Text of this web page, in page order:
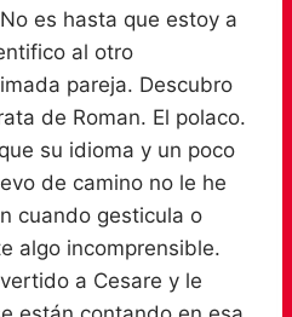
es hasta que estoy a
al otro
pareja. Descubro
de Roman. El polaco.
su idioma y un poco
de camino no le he
cuando gesticula o
algo incomprensible.
a Cesare y le